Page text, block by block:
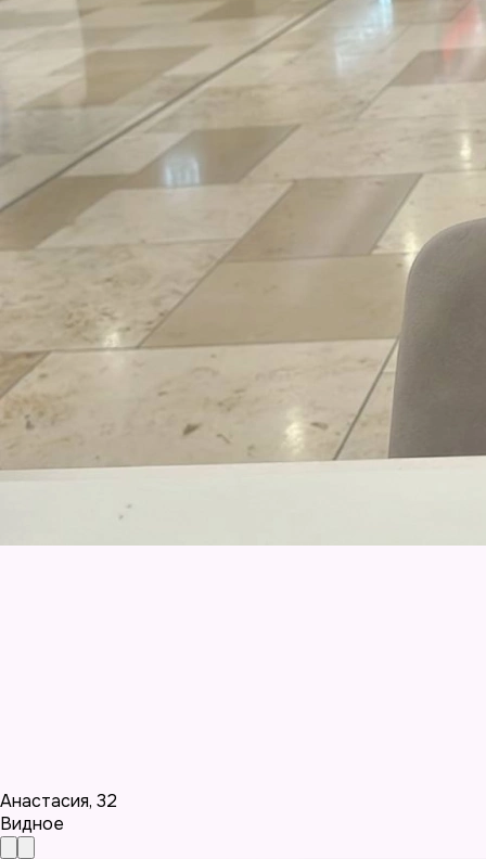
Анастасия, 32
Видное